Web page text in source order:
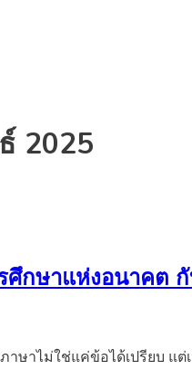
2025
ศึกษาแห่งอนาคต
ษาไม่ใช่แค่ข้อได้เปรียบ แต่